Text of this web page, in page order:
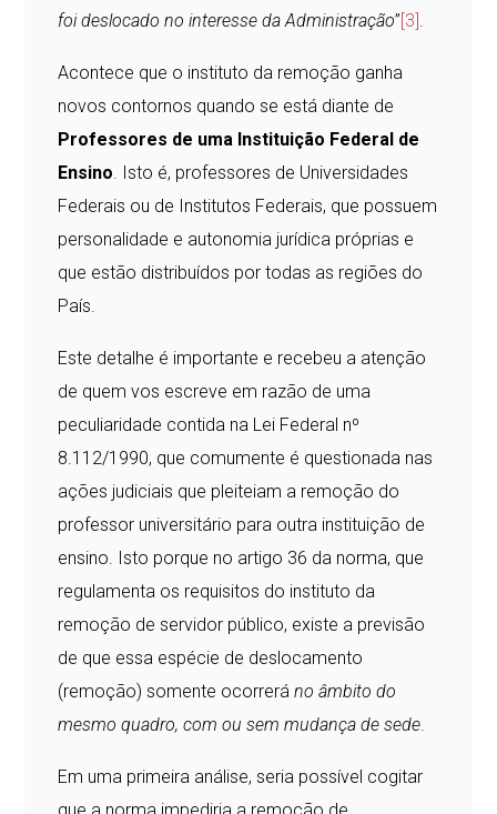
foi deslocado no interesse da Administração”[3].
Acontece que o instituto da remoção ganha
novos contornos quando se está diante de
Professores de uma Instituição Federal de
Ensino. Isto é, professores de Universidades
Federais ou de Institutos Federais, que possuem
personalidade e autonomia jurídica próprias e
que estão distribuídos por todas as regiões do
País.
Este detalhe é importante e recebeu a atenção
de quem vos escreve em razão de uma
peculiaridade contida na Lei Federal nº
8.112/1990, que comumente é questionada nas
ações judiciais que pleiteiam a remoção do
professor universitário para outra instituição de
ensino. Isto porque no artigo 36 da norma, que
regulamenta os requisitos do instituto da
remoção de servidor público, existe a previsão
de que essa espécie de deslocamento
(remoção) somente ocorreráno âmbito do
mesmo quadro, com ou sem mudança de sede.
Em uma primeira análise, seria possível cogitar